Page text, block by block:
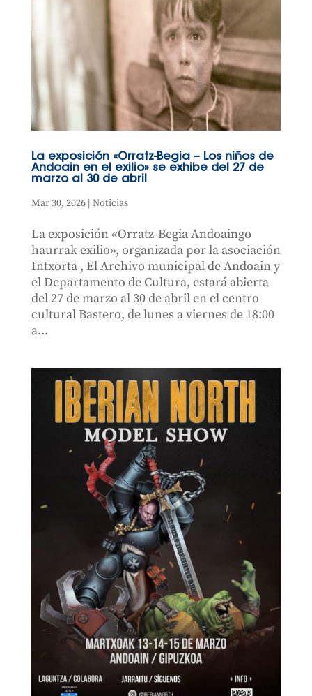
La exposición «Orratz-Begia – Los niños de
Andoain en el exilio» se exhibe del 27 de
marzo al 30 de abril
Mar 30, 2026| Noticias
La exposición «Orratz-Begia Andoaingo
haurrak exilio», organizada por la asociación
Intxorta , El Archivo municipal de Andoain y
el Departamento de Cultura, estará abierta
del 27 de marzo al 30 de abril en el centro
cultural Bastero, de lunes a viernes de 18:00
a...